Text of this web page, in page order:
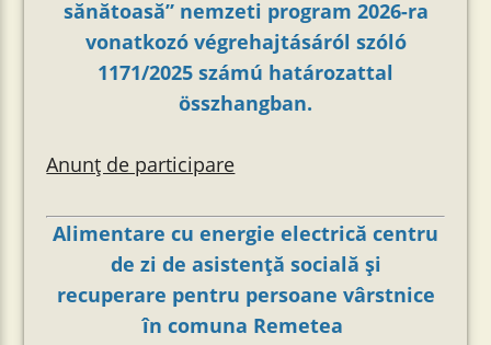
sănătoasă” nemzeti program 2026-ra
vonatkozó végrehajtásáról szóló
1171/2025 számú határozattal
összhangban.
Anunț de participare
Alimentare cu energie electrică centru
de zi de asistență socială și
recuperare pentru persoane vârstnice
în comuna Remetea